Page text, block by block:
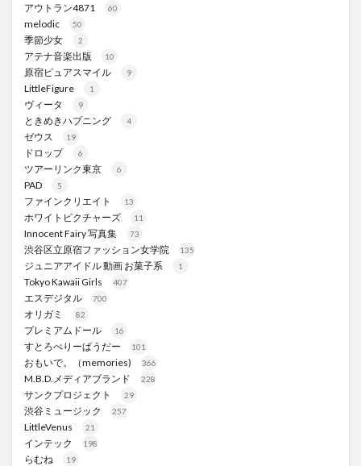
アウトラン4871 60
melodic 50
季節少女 2
アテナ音楽出版 10
原宿ピュアスマイル 9
LittleFigure 1
ヴィータ 9
ときめきハプニング 4
ゼウス 19
ドロップ 6
ツアーリンク東京 6
PAD 5
ファインクリエイト 13
ホワイトピクチャーズ 11
Innocent Fairy 写真集 73
渋谷区立原宿ファッション女学院 135
ジュニアアイドル 動画 お菓子系 1
Tokyo Kawaii Girls 407
エスデジタル 700
オリガミ 82
プレミアムドール 16
すとろべりーぱうだー 101
おもいで。（memories) 366
M.B.D.メディアブランド 228
サンクプロジェクト 29
渋谷ミュージック 257
LittleVenus 21
インテック 198
らむね 19